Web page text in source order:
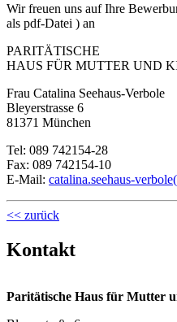
Wir freuen uns auf Ihre
als pdf-Datei ) an
PARITÄTISCHE
HAUS FÜR MUTTER UND
Frau Catalina Seehaus-Verbole
Bleyerstrasse 6
81371 München
Tel: 089 742154-28
Fax: 089 742154-10
E-Mail: catalina.seehaus-
<< zurück
Kontakt
Paritätische Haus für Mutter